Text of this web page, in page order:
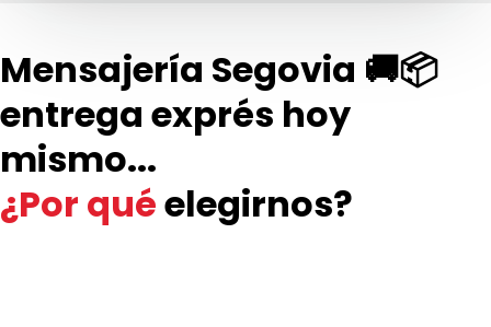
Mensajería Segovia 🚚📦
entrega exprés hoy
mismo...
¿Por quéelegirnos?